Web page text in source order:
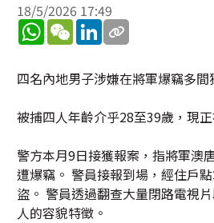
18/5/2026 17:49
WhatsApp
WeChatLinkedIn
四名內地男子涉嫌在將軍爆竊多間
被捕四人年齡介乎28至39歲，現
警方本月9日接獲報案，指將軍澳
遭爆竊。 警員接報到場，經住戶
盜。 警員透過翻查大量閉路電視
人的容貌特徵。